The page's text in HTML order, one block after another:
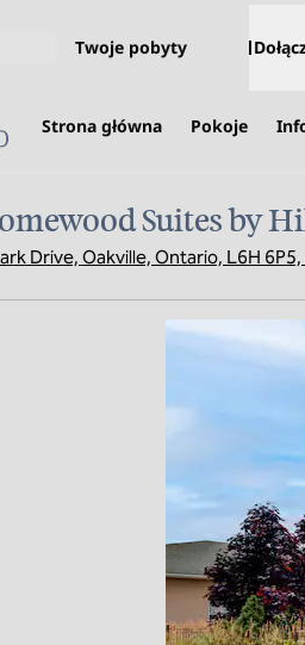
Twoje pobyty
Strona główna Pokoje
Suites by
Drive, Oakville, Ontario, L6H 6P5,